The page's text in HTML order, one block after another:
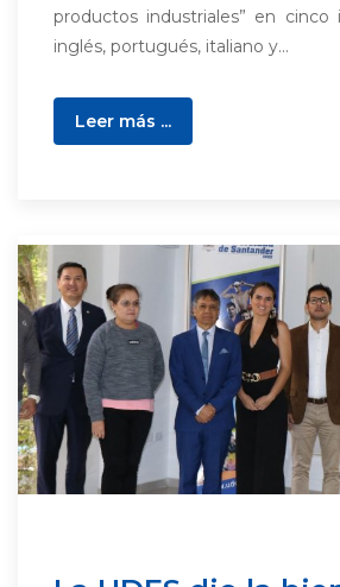
productos industriales” en cinco
inglés, portugués, italiano y...
Leer más ...